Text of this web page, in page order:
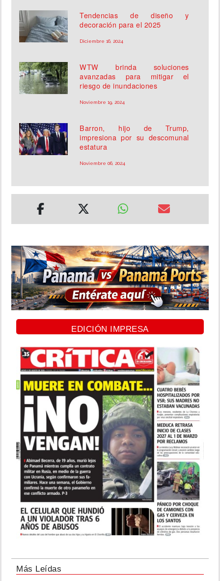
Tendencias de diseño y
decoración para el 2025
Diciembre 16, 2024
WTW brinda soluciones
avanzadas para mitigar el
riesgo de inundaciones
Noviembre 19, 2024
Barron, hijo de Trump,
impresiona por su descomunal
estatura
Noviembre 06, 2024
EDICIÓN IMPRESA
Más Leídas